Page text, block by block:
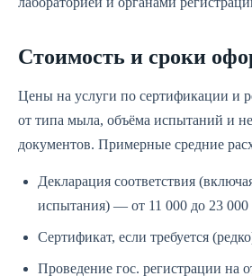
Стоимость и сроки
Цены на услуги по сертификации и
от типа мыла, объёма испытаний и
документов. Примерные средние
Декларация соответствия
испытания) — от 11 000 до 23 000
Сертификат, если требуется
Проведение гос. регистрации на